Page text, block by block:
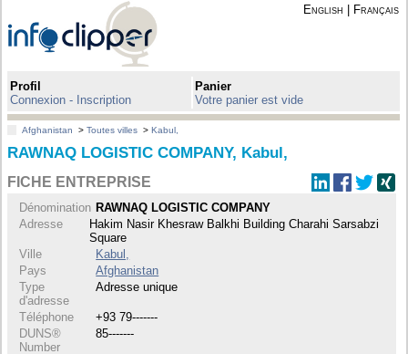
English Français
Profil
Connexion - Inscription
Panier
Votre panier est vide
Afghanistan >Toutes villes >Kabul,
RAWNAQ LOGISTIC COMPANY, Kabul,
FICHE ENTREPRISE
Dénomination RAWNAQ LOGISTIC COMPANY
Adresse
Hakim Nasir Khesraw Balkhi Building Charahi Sarsabzi
Square
Ville
Kabul,
Pays
Afghanistan
Type
d'adresse
Adresse unique
Téléphone
+93 79-------
DUNS®
Number
85-------